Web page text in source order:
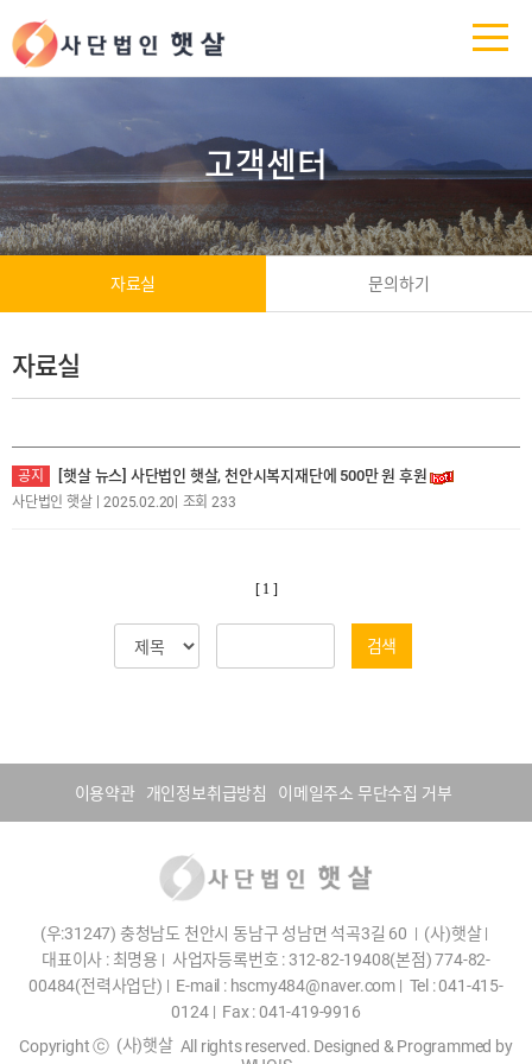
고객센터
자료실 문의하기
자료실
공지 [햇살 뉴스] 사단법인 햇살, 천안시복지재단에 500만 원 후원
사단법인 햇살|2025.02.20 조회 233
[ 1 ]
검색
이용약관 개인정보취급방침 이메일주소 무단수집 거부
(우:31247) 충청남도 천안시 동남구 성남면 석곡3길 60 | (사)햇살 |
대표이사 : 최명용 | 사업자등록번호 : 312-82-19408(본점) 774-82-
00484(전력사업단) | E-mail : hscmy484@naver.com | Tel : 041-415-
0124 | Fax : 041-419-9916
Copyright ⓒ (사)햇살 All rights reserved. Designed & Programmed by